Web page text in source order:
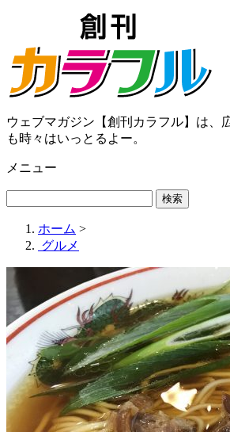
ウェブマガジン【創刊カラフル】は、
も時々はいっとるよー。
メニュー
ホーム >
グルメ